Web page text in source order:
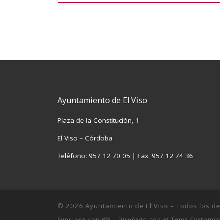
Ayuntamiento de El Viso
Plaza de la Constitución, 1
El Viso – Córdoba
Teléfono: 957 12 70 05 | Fax: 957 12 74 36
© 2026 Ayuntamiento de El Viso – Todos los